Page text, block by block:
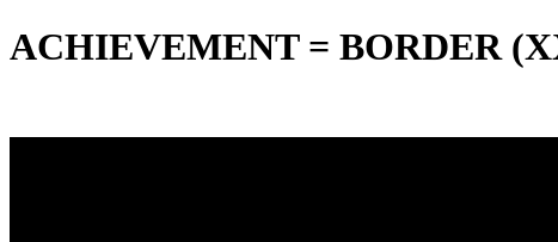
ACHIEVEMENT = BORDER